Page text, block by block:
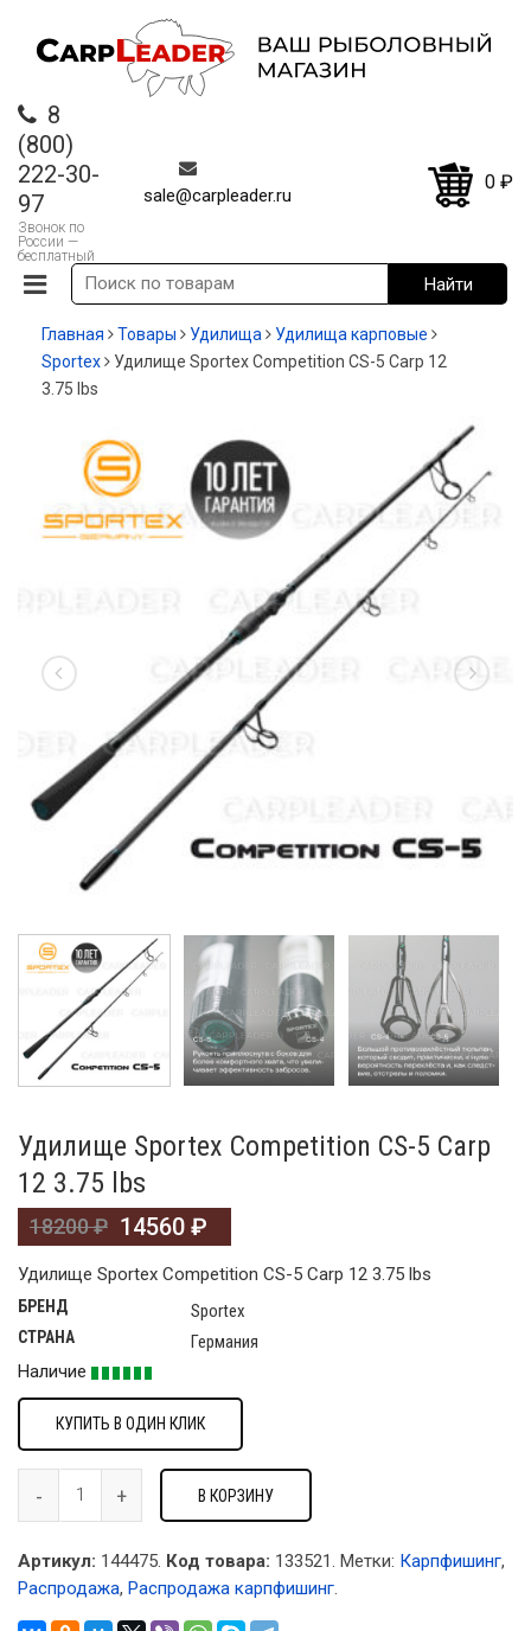
8
(800)
222-30-
97
Звонок по
России —
бесплатный
sale@carpleader.ru
0 ₽
Главная Товары Удилища
Удилища карповые
Sportex
Удилище Sportex Competition CS-5 Carp 12
3.75 lbs
Удилище Sportex Competition CS-5 Carp
12 3.75 lbs
18200₽ 14560 ₽
Удилище Sportex Competition CS-5 Carp 12 3.75 lbs
БРЕНД Sportex
СТРАНА
Германия
Наличие
КУПИТЬ В ОДИН КЛИК
В КОРЗИНУ
Артикул: 144475. Код товара: 133521. Метки: Карпфишинг,
Распродажа, Распродажа карпфишинг.